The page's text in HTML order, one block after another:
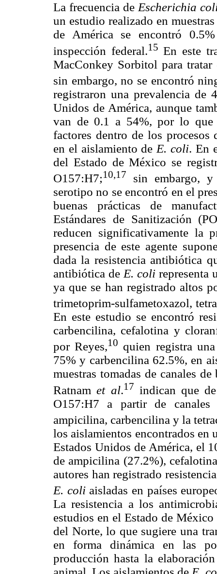
La frecuencia de Escherichia
un estudio realizado en
de América se encontró
inspección federal.15 En este
MacConkey Sorbitol para
sin embargo, no se encontró
registraron una prevalencia de
Unidos de América, aunque
van de 0.1 a 54%, por lo que
factores dentro de los
en el aislamiento de E. coli. En
del Estado de México se
O157:H7;10,17
sin embargo, y
serotipo no se encontró en el
buenas prácticas de
Estándares de Sanitización
reducen significativamente la
presencia de este agente
dada la resistencia antibiótica
antibiótica de E. coli representa
ya que se han registrado altos
trimetoprim-sulfametoxazol,
En este estudio se encontró
carbencilina, cefalotina y
por Reyes,10 quien registra
75% y carbencilina 62.5%, en
muestras tomadas de canales
Ratnamet al.17 indican que
O157:H7 a partir de
ampicilina, carbencilina y la
los aislamientos encontrados en
Estados Unidos de América, el
de ampicilina (27.2%),
autores han registrado
E. coliaisladas en países
La resistencia a los
estudios en el Estado de
del Norte, lo que sugiere una
en forma dinámica en las
producción hasta la